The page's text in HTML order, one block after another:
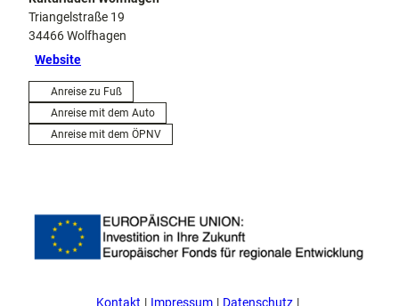
Triangelstraße 19
34466Wolfhagen
Website
Anreise zu Fuß
Anreise mit dem Auto
Anreise mit dem ÖPNV
Kontakt Impressum Datenschutz